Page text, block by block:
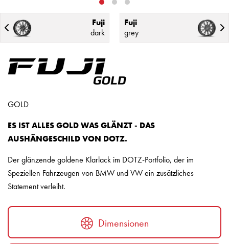
Fuji
dark
Fuji
grey
GOLD
ES IST ALLES GOLD WAS GLÄNZT - DAS
AUSHÄNGESCHILD VON DOTZ.
Der glänzende goldene Klarlack im DOTZ-Portfolio, der im
Speziellen Fahrzeugen von BMW und VW ein zusätzliches
Statement verleiht.
Dimensionen